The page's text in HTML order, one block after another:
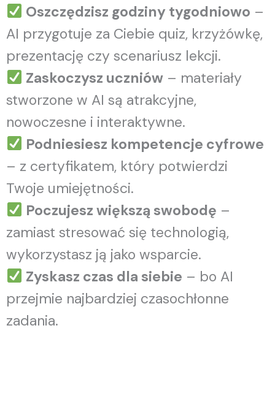
Oszczędzisz godziny tygodniowo –
AI przygotuje za Ciebie quiz, krzyżówkę,
prezentację czy scenariusz lekcji.
Zaskoczysz uczniów – materiały
stworzone w AI są atrakcyjne,
nowoczesne i interaktywne.
Podniesiesz kompetencje cyfrowe
– z certyfikatem, który potwierdzi
Twoje umiejętności.
Poczujesz większą swobodę –
zamiast stresować się technologią,
wykorzystasz ją jako wsparcie.
Zyskasz czas dla siebie – bo AI
przejmie najbardziej czasochłonne
zadania.